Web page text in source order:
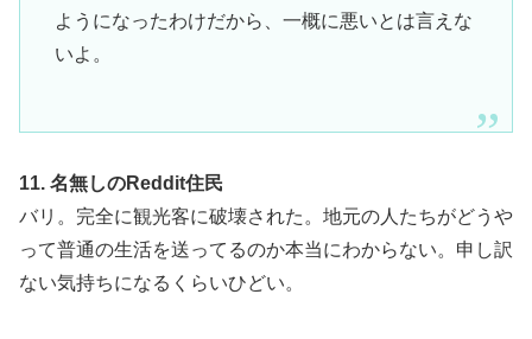
ようになったわけだから、一概に悪いとは言えな
いよ。
11. 名無しのReddit住民
バリ。完全に観光客に破壊された。地元の人たちがどうや
って普通の生活を送ってるのか本当にわからない。申し訳
ない気持ちになるくらいひどい。